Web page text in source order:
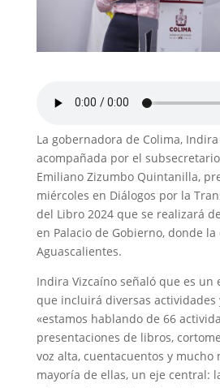
La gobernadora de Colima,
acompañada por el
Emiliano Zizumbo Quintanilla,
miércoles en Diálogos por la
del Libro 2024 que se realizará
en Palacio de Gobierno, donde
Aguascalientes.
Indira Vizcaíno señaló que es un
que incluirá diversas actividades
«estamos hablando de 66
presentaciones de libros,
voz alta, cuentacuentos y mucho
mayoría de ellas, un eje central: